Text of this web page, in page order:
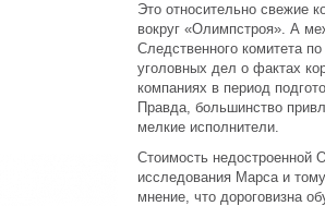
Это относительно свежие
вокруг «Олимпстроя». А
Следственного комитета
уголовных дел о фактах
компаниях в период
Правда, большинство
мелкие исполнители.
Стоимость недостроенной
исследования Марса и
мнение, что дороговизна